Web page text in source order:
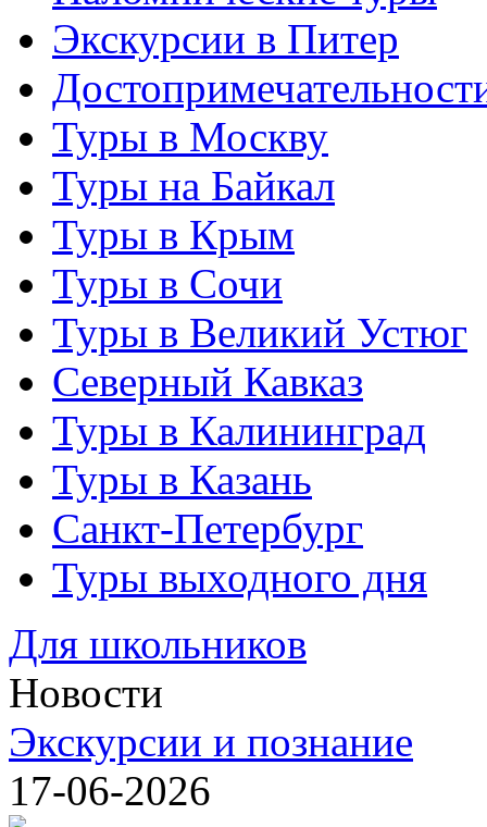
Экскурсии в Питер
Туры в Москву
Туры на Байкал
Туры в Крым
Туры в Сочи
Туры в Великий Устюг
Северный Кавказ
Туры в Калининград
Туры в Казань
Санкт-Петербург
Туры выходного дня
Для школьников
Новости
Экскурсии и познание
17-06-2026